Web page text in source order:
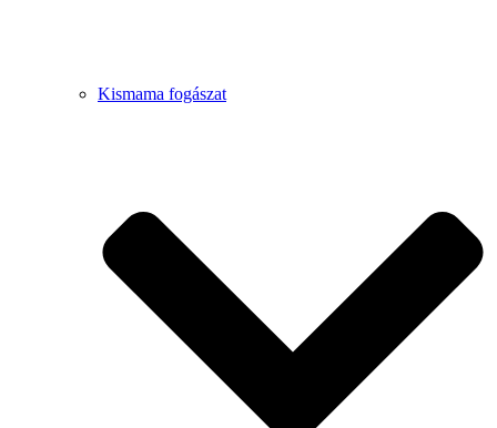
Kismama fogászat